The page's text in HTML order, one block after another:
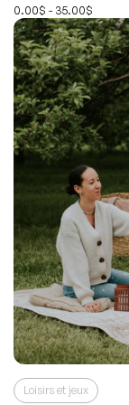
0.00$ - 35.00$
Loisirs et jeux